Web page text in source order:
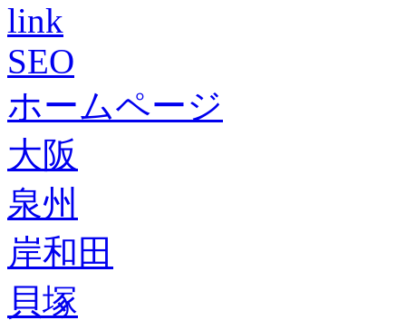
link
SEO
ホームページ
大阪
泉州
岸和田
貝塚